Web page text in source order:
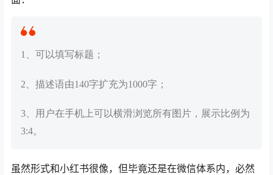
1、可以填写标题；
2、描述语由140字扩充为1000字；
3、用户在手机上可以横滑浏览所有图片，展示比例为
3:4。
虽然形式和小红书很像，但毕竟还是在微信体系内，必然